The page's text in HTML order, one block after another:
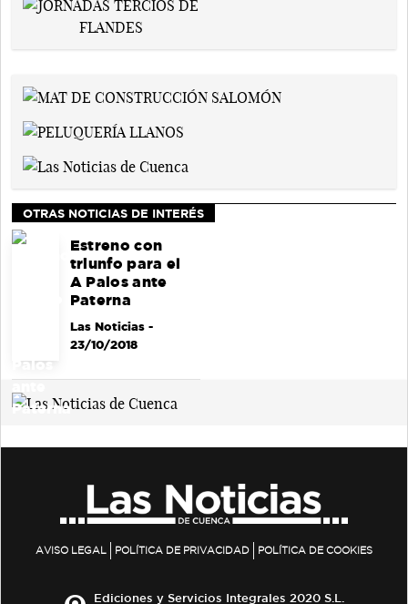
OTRAS NOTICIAS DE INTERÉS
Estreno con
triunfo para el
A Palos ante
Paterna
Las Noticias-
23/10/2018
AVISO LEGAL POLÍTICA DE PRIVACIDAD POLÍTICA DE COOKIES
Ediciones y Servicios Integrales 2020 S.L.